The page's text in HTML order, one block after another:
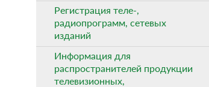
Регистрация теле-,
радиопрограмм, сетевых
изданий
Информация для
распространителей продукции
телевизионных,